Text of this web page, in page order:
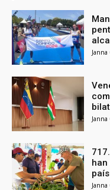
Janna
Janna
país
Janna